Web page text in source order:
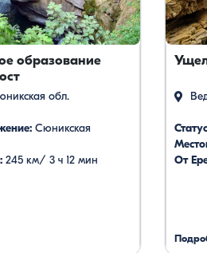
образование
обл.
Сюникская
245 км/ 3 ч 12 мин
От